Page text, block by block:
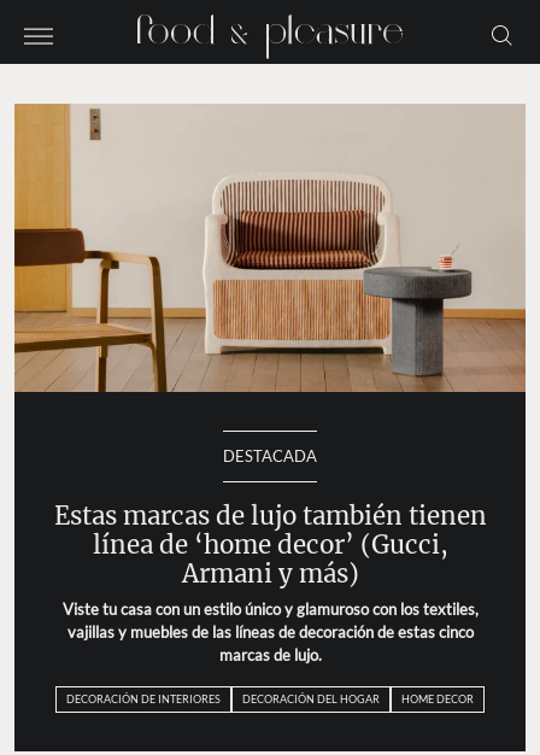
DESTACADA
Estas marcas de lujo también tienen
línea de ‘home decor’ (Gucci,
Armani y más)
Viste tu casa con un estilo único y glamuroso con los textiles,
vajillas y muebles de las líneas de decoración de estas cinco
marcas de lujo.
DECORACIÓN DE INTERIORES DECORACIÓN DEL HOGAR HOME DECOR